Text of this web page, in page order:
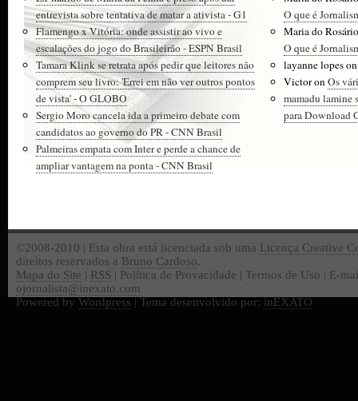
entrevista sobre tentativa de matar a ativista - G1
Flamengo x Vitória: onde assistir ao vivo e
escalações do jogo do Brasileirão - ESPN Brasil
Tamara Klink se retrata após pedir que leitores não
comprem seu livro: 'Errei em não ver outros pontos
de vista' - O GLOBO
Sergio Moro cancela ida a primeiro debate com
candidatos ao governo do PR - CNN Brasil
Palmeiras empata com Inter e perde a chance de
ampliar vantagem na ponta - CNN Brasil
O que é
Maria do
O que é
layanne lopes
VictoronOs
mamadu lamine
para Download
©2008-2010 | Esta obra está licenciada sob uma Licença Creative
direitos reservados a Bruno Cardoso.
Mapa do Site | RSS | Política de Provacidade | Termos de Uso | E-
ojornalista@inexato.com
Powered by Wordpress | Tema desenvolvido por: inEXATO